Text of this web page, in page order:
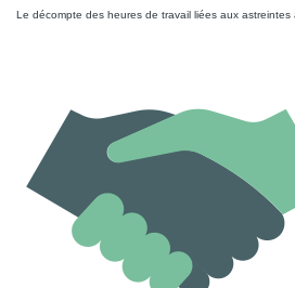
Le décompte des heures de travail liées aux astreintes